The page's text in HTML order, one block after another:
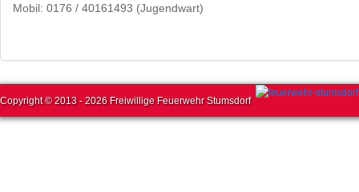
Mobil: 0176 / 40161493 (Jugendwart)
Copyright © 2013 - 2026 Freiwillige Feuerwehr Stumsdorf